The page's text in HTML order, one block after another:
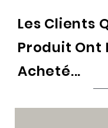
Les Clients
Produit Ont
Acheté...